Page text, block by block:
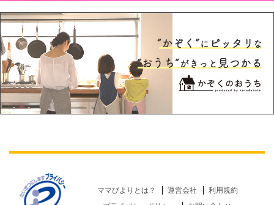
ママびよりとは？ 運営会社
利用規約